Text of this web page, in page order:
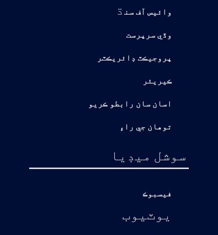
وائيس آف سن ڌ
وڏي سرپرست
پروجيڪٽ ڊائريڪٽر
ڪيريئر
اسان سان رابطو ڪريو
توهان جي راءِ
سوشل ميڊيا
فيسبوڪ
يوٽيوب